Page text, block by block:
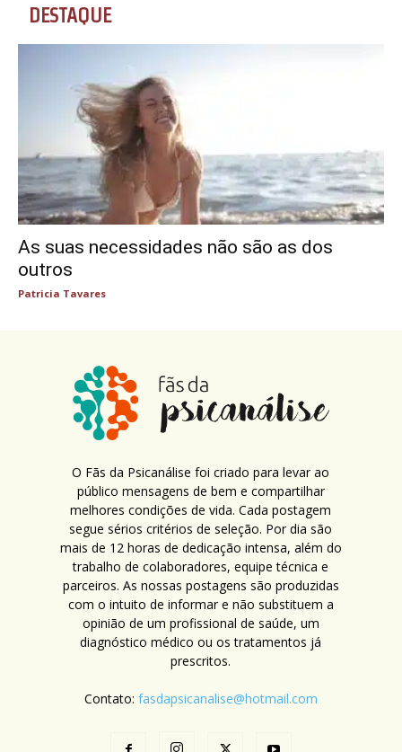
DESTAQUE
As suas necessidades não são as dos
outros
Patricia Tavares
O Fãs da Psicanálise foi criado para levar ao
público mensagens de bem e compartilhar
melhores condições de vida. Cada postagem
segue sérios critérios de seleção. Por dia são
mais de 12 horas de dedicação intensa, além do
trabalho de colaboradores, equipe técnica e
parceiros. As nossas postagens são produzidas
com o intuito de informar e não substituem a
opinião de um profissional de saúde, um
diagnóstico médico ou os tratamentos já
prescritos.
Contato: fasdapsicanalise@hotmail.com